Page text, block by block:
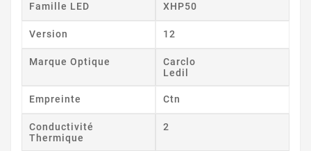
Famille LED XHP50
Version 12
Marque Optique
Carclo
Ledil
Empreinte Ctn
Conductivité
Thermique
2